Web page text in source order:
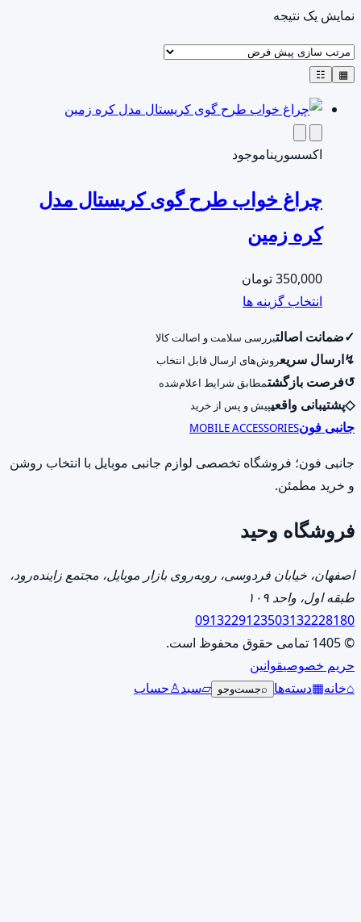
نمایش یک نتیجه
▦
☷
اکسسوریناموجود
چراغ خواب طرح گوی کریستال مدل
کره زمین
350,000تومان
انتخاب گزینه ها
دارای
انواع
مختلفی
می
باشد.
گزینه
است
صفحه
انتخاب
شوند
✓ضمانت اصالتبررسی سلامت و اصالت کالا
↯ارسال سریعروش‌های ارسال قابل انتخاب
↺فرصت بازگشتمطابق شرایط اعلام‌شده
◇پشتیبانی واقعیپیش و پس از خرید
جانبی فونMOBILE ACCESSORIES
جانبی فون؛ فروشگاه تخصصی لوازم جانبی موبایل با انتخاب روشن
و خرید مطمئن.
فروشگاه وحید
اصفهان، خیابان فردوسی، روبه‌روی بازار موبایل، مجتمع زاینده‌رود،
طبقه اول، واحد ۱۰۹
03132228180
09132291235
© 1405 تمامی حقوق محفوظ است.
حریم خصوصیقوانین
⌂خانه▦دسته‌ها ⌕جست‌وجو ▱سبد♙حساب